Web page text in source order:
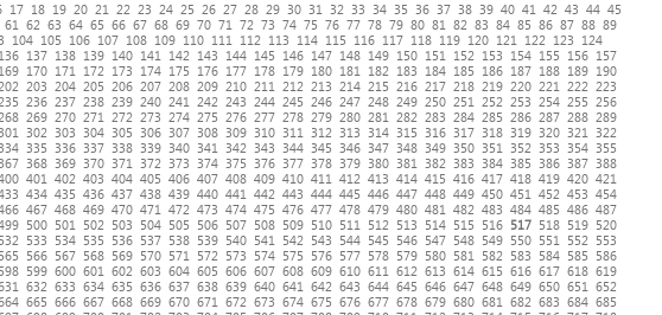
17 18 19 20 21 22 23 24 25 26 27 28 29 30 31 32 33 34 35 36 37 38 39 40 41 42 43 44 45
61 62 63 64 65 66 67 68 69 70 71 72 73 74 75 76 77 78 79 80 81 82 83 84 85 86 87 88 89
104 105 106 107 108 109 110 111 112 113 114 115 116 117 118 119 120 121 122 123
124
136 137 138 139 140 141 142 143 144 145 146 147 148 149 150 151 152 153 154 155 156 157
169 170 171 172 173 174 175 176 177 178 179 180 181 182 183 184 185 186 187 188 189 190
202 203 204 205 206 207 208 209 210 211 212 213 214 215 216 217 218 219 220 221 222
223
235 236 237 238 239 240 241 242 243 244 245 246 247 248 249 250 251 252 253 254 255
256
268 269 270 271 272 273 274 275 276 277 278 279 280 281 282 283 284 285 286 287 288 289
301 302 303 304 305 306 307 308 309 310 311 312 313 314 315 316 317 318 319 320 321
322
334 335 336 337 338 339 340 341 342 343 344 345 346 347 348 349 350 351 352 353 354 355
367 368 369 370 371 372 373 374 375 376 377 378 379 380 381 382 383 384 385 386 387 388
401 402 403 404 405 406 407 408 409 410 411 412 413 414 415 416 417 418 419 420 421
434 435 436 437 438 439 440 441 442 443 444 445 446 447 448 449 450 451 452 453 454
467 468 469 470 471 472 473 474 475 476 477 478 479 480 481 482 483 484 485 486 487
500 501 502 503 504 505 506 507 508 509 510 511 512 513 514 515 516 517 518 519 520
532 533 534 535 536 537 538 539 540 541 542 543 544 545 546 547 548 549 550 551 552
553
565 566 567 568 569 570 571 572 573 574 575 576 577 578 579 580 581 582 583 584 585
586
598 599 600 601 602 603 604 605 606 607 608 609 610 611 612 613 614 615 616 617 618 619
632 633 634 635 636 637 638 639 640 641 642 643 644 645 646 647 648 649 650 651
652
665 666 667 668 669 670 671 672 673 674 675 676 677 678 679 680 681 682 683 684 685